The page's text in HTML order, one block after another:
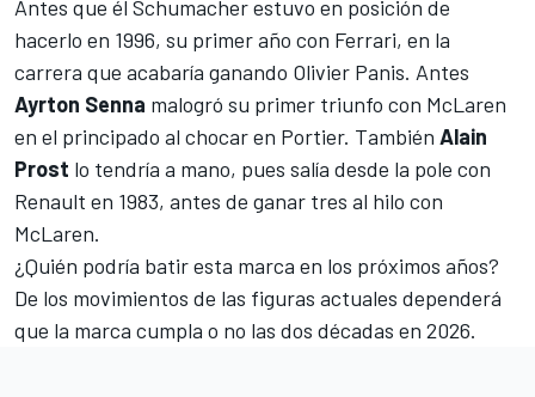
Antes que él Schumacher estuvo en posición de
hacerlo en 1996, su primer año con Ferrari, en la
carrera que acabaría ganando Olivier Panis. Antes
Ayrton Senna malogró su primer triunfo con McLaren
en el principado al chocar en Portier. También Alain
Prost lo tendría a mano, pues salía desde la pole con
Renault en 1983, antes de ganar tres al hilo con
McLaren.
¿Quién podría batir esta marca en los próximos años?
De los movimientos de las figuras actuales dependerá
que la marca cumpla o no las dos décadas en 2026.